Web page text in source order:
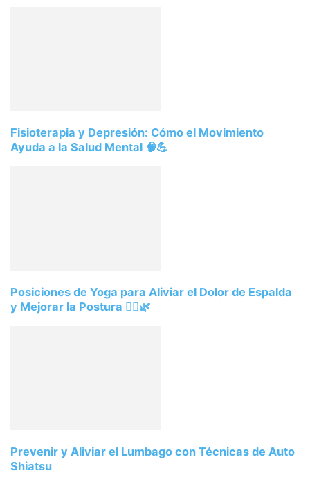
Fisioterapia y Depresión: Cómo el Movimiento
Ayuda a la Salud Mental 🧠💪
Posiciones de Yoga para Aliviar el Dolor de Espalda
y Mejorar la Postura 🧘‍♀️🌿
Prevenir y Aliviar el Lumbago con Técnicas de Auto
Shiatsu